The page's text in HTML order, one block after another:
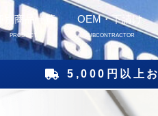
別商品一覧
PRODUCT
OEM・下請け
SUBCONTRACTOR
5,000円以上お